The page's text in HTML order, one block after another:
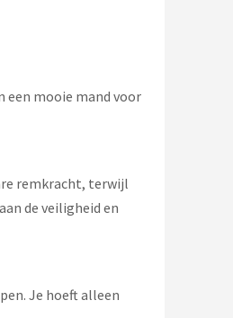
een mooie mand voor
remkracht, terwijl
de veiligheid en
Je hoeft alleen